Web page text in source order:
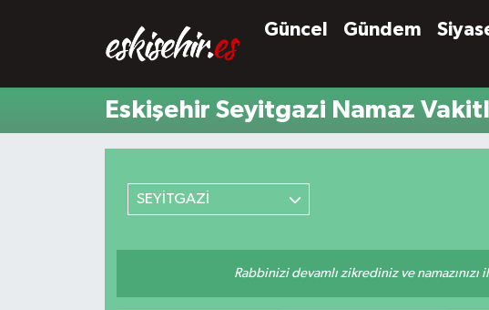
Güncel Gündem
Eskişehir Seyitgazi Namaz
SEYİTGAZİ
Rabbinizi devamlı zikrediniz ve